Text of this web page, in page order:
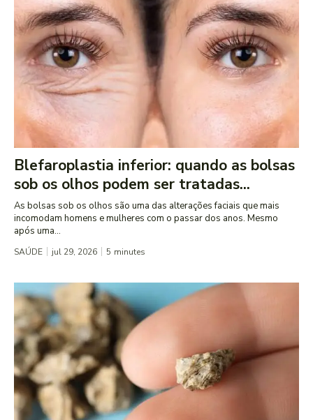
Blefaroplastia inferior: quando as bolsas
sob os olhos podem ser tratadas...
As bolsas sob os olhos são uma das alterações faciais que mais
incomodam homens e mulheres com o passar dos anos. Mesmo
após uma...
SAÚDE jul 29, 2026 5 minutes